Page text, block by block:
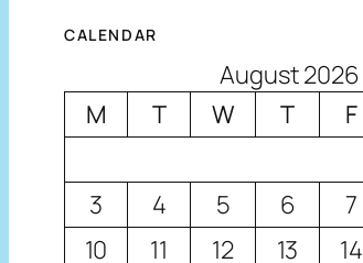
CALENDAR
August 2026
M
T W T F
3
4 5 6 7
10
11 12 13 14